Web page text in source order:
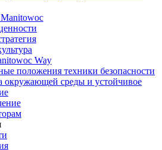
Way
положения техники безопасности
окружающей среды и устойчивое